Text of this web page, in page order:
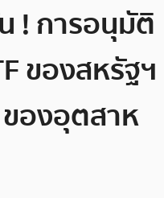
! การอนุมัติ
ของสหรัฐฯ
ของอุตสาห